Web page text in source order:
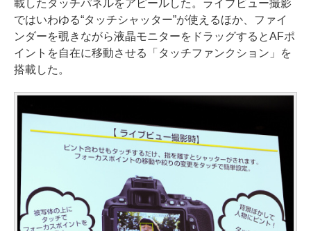
載したタッチパネルをアピールした。ライブビュー撮影
ではいわゆる“タッチシャッター”が使えるほか、ファイ
ンダーを覗きながら液晶モニターをドラッグするとAFポ
イントを自在に移動させる「タッチファンクション」を
搭載した。